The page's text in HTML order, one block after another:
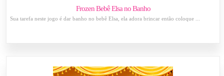
Frozen Bebê Elsa no Banho
Sua tarefa neste jogo é dar banho no bebê Elsa, ela adora brincar então coloque ...